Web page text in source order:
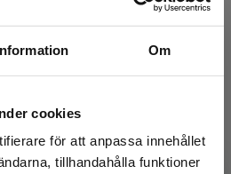
Om
cookies
för att anpassa innehållet
tillhandahålla funktioner